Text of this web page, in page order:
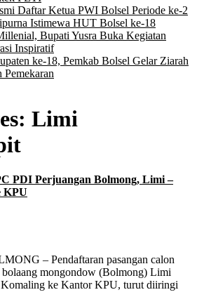
Daftar Ketua PWI Bolsel Periode ke-2
Istimewa HUT Bolsel ke-18
Bupati Yusra Buka Kegiatan
Inspiratif
ke-18, Pemkab Bolsel Gelar Ziarah
Limi
PDI Perjuangan Bolmong, Limi –
KPU
– Pendaftaran pasangan calon
mongondow (Bolmong) Limi
ke Kantor KPU, turut diiringi